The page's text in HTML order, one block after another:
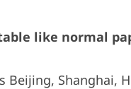
like normal
Beijing, Shanghai,